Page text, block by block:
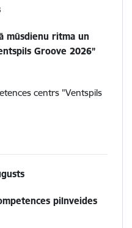
mūsdienu ritma un
Groove 2026”
centrs "Ventspils
pilnveides